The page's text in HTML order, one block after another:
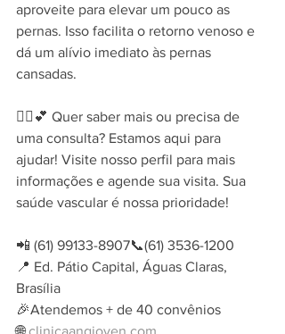
aproveite para elevar um pouco as
pernas. Isso facilita o retorno venoso e
dá um alívio imediato às pernas
cansadas.
👩‍⚕️💕 Quer saber mais ou precisa de
uma consulta? Estamos aqui para
ajudar! Visite nosso perfil para mais
informações e agende sua visita. Sua
saúde vascular é nossa prioridade!
📲 (61) 99133-8907📞(61) 3536-1200
📍 Ed. Pátio Capital, Águas Claras,
Brasília
🎉Atendemos + de 40 convênios
🌐 clinicaangioven.com